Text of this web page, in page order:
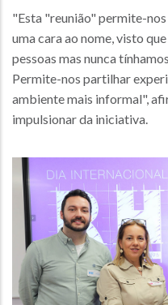
"Esta "reunião" permite-
uma cara ao nome, visto
pessoas mas nunca
Permite-nos partilhar
ambiente mais informal",
impulsionar da iniciativa.